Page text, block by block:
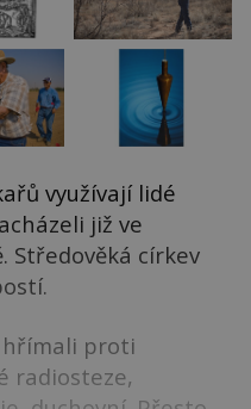
využívají lidé
již ve
Středověká církev
hřímali proti
radiosteze,